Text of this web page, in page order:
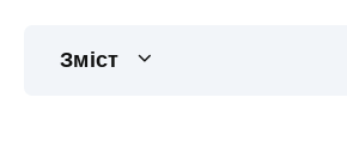
Зміст